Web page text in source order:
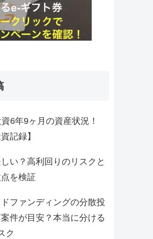
6年9ヶ月の資産状況！
記録】
い？高利回りのリスクと
を検証
ファンディングの分散投
件が目安？本当に分ける
ク